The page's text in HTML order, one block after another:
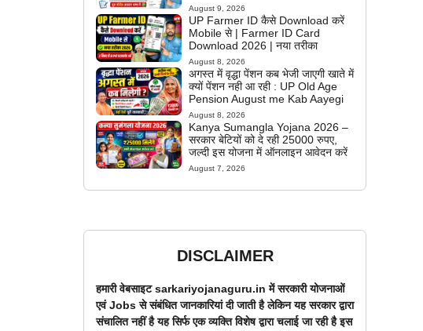
August 9, 2026
UP Farmer ID कैसे Download करें
Mobile से | Farmer ID Card
Download 2026 | नया तरीका
August 8, 2026
अगस्त में वृद्धा पेंशन कब भेजी जाएगी खाते में
क्यों पेंशन नही आ रही : UP Old Age
Pension August me Kab Aayegi
August 8, 2026
Kanya Sumangla Yojana 2026 –
सरकार बेटियों को दे रही 25000 रुपए,
जल्दी इस योजना में ऑनलाइन आवेदन करें
August 7, 2026
DISCLAIMER
हमारी वेबसाइट sarkariyojanaguru.in में सरकारी योजनाओं
एवं Jobs से संबंधित जानकारियां दी जाती है लेकिन यह सरकार द्वारा
संचालित नहीं है यह सिर्फ एक व्यक्ति विशेष द्वारा चलाई जा रही है इस